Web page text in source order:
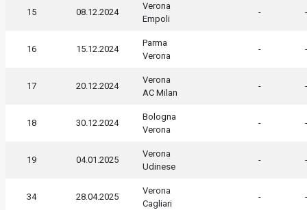
15 08.12.2024
Verona
Empoli
-
16 15.12.2024
Parma
Verona
-
17 20.12.2024
Verona
AC Milan
-
18 30.12.2024
Bologna
Verona
-
19 04.01.2025
Verona
Udinese
-
34 28.04.2025
Verona
Cagliari
-